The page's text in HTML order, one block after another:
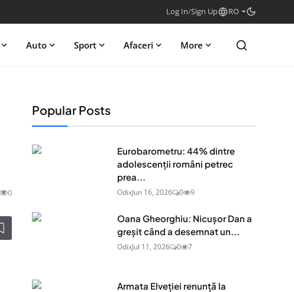
Log In/Sign Up RO
Auto Sport Afaceri More
0
Popular Posts
Eurobarometru: 44% dintre
adolescenţii români petrec
prea...
OdixJun 16, 2026 0 9
Oana Gheorghiu: Nicușor Dan a
greșit când a desemnat un...
OdixJul 11, 2026 0 7
Armata Elveției renunță la